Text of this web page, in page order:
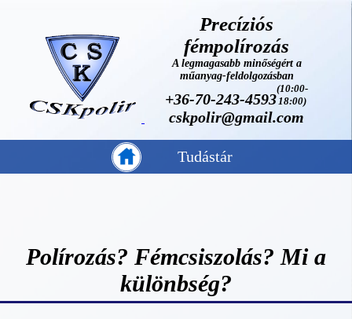
Precíziós
fémpolírozás
A legmagasabb minőségért a
műanyag-feldolgozásban
+36-70-243-4593
(10:00-
18:00)
cskpolir@gmail.com
Tudástár
Polírozás? Fémcsiszolás? Mi a
különbség?